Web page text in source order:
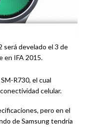
será develado el 3 de
en IFA 2015.
R730, el cual
celular.
pero en el
de Samsung tendría